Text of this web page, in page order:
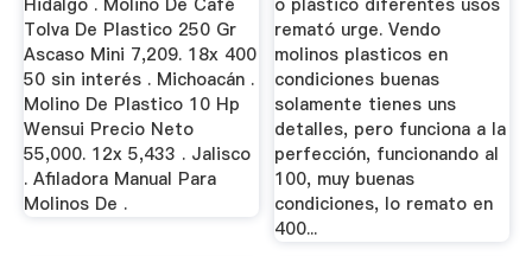
Tolva De Plastico 250 Gr
Ascaso Mini 7,209. 18x 400
50 sin interés . Michoacán .
Molino De Plastico 10 Hp
Wensui Precio Neto
55,000. 12x 5,433 . Jalisco
. Afiladora Manual Para
Molinos De .
remató urge. Vendo
molinos plasticos en
condiciones buenas
solamente tienes uns
detalles, pero funciona a la
perfección, funcionando al
100, muy buenas
condiciones, lo remato en
400...